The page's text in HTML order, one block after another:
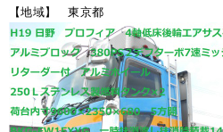
【地域】 東京都